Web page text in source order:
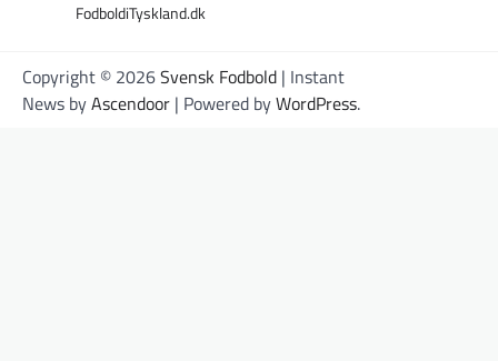
FodboldiTyskland.dk
Copyright © 2026Svensk Fodbold | Instant
News byAscendoor | Powered byWordPress.